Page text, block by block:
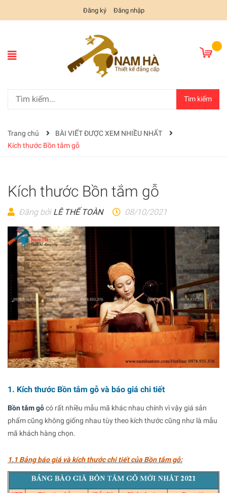
Đăng ký Đăng nhập
Tìm kiếm
Trang chủ
BÀI VIẾT ĐƯỢC XEM NHIỀU NHẤT
Kích thước Bồn tắm gỗ
Kích thước Bồn tắm gỗ
Đăng bởi LÊ THẾ TOÀN 08/10/2021
1. Kích thước Bồn tắm gỗ và báo giá chi tiết
Bồn tắm gỗcó rất nhiều mẫu mã khác nhau chính vì vậy giá sản
phẩm cũng không giống nhau tùy theo kích thước cũng như là mẫu
mã khách hàng chọn.
1.1 Bảng báo giá và kích thước chi tiết của Bồn tắm gỗ: